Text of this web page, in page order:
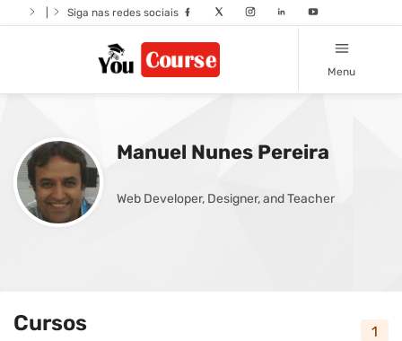
Siga nas redes sociais
Menu
Manuel Nunes Pereira
Web Developer, Designer, and Teacher
Cursos 1